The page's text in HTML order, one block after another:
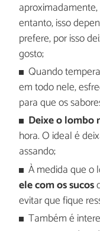
aproximadamente,
entanto, isso
prefere, por isso
gosto;
Quando
em todo nele,
para que os
Deixe o lombo
hora. O ideal é
assando;
À medida que o
ele com os sucos
evitar que fique
Também é